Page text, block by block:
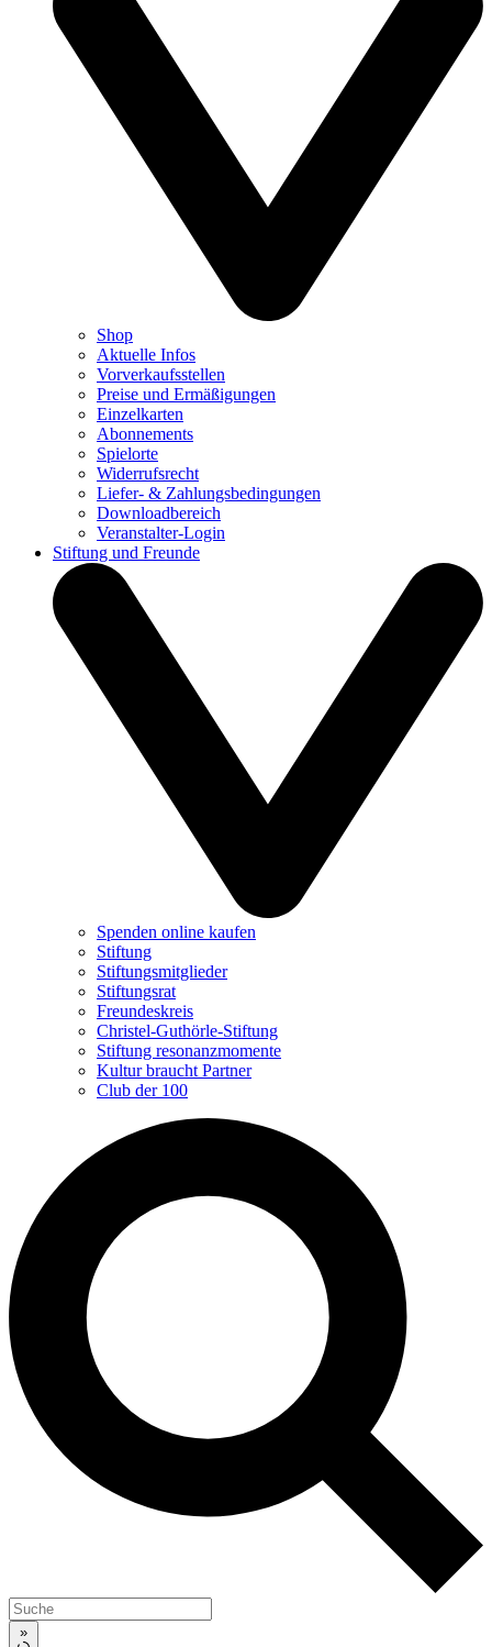
Shop
Aktuelle Infos
Vorverkaufsstellen
Preise und Ermäßigungen
Einzelkarten
Abonnements
Spielorte
Widerrufsrecht
Liefer- & Zahlungsbedingungen
Downloadbereich
Veranstalter-Login
Stiftung und Freunde
Spenden online kaufen
Stiftung
Stiftungsmitglieder
Stiftungsrat
Freundeskreis
Christel-Guthörle-Stiftung
Stiftung resonanzmomente
Kultur braucht Partner
Club der 100
»